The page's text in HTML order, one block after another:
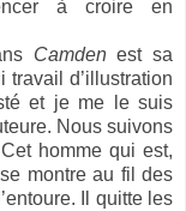
à croire en
Camdenest sa
travail d’illustration
et je me le suis
Nous suivons
homme qui est,
montre au fil des
Il quitte les